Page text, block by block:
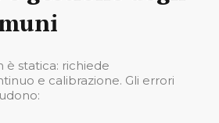
è statica: richiede
e calibrazione. Gli errori